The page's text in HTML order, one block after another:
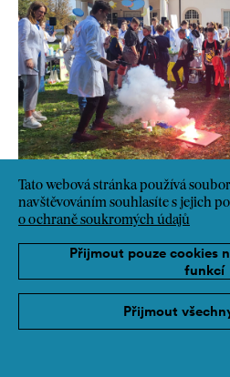
Tato webová stránka používá
navštěvováním souhlasíte s jejich
o ochraně soukromých údajů
Přijmout pouze cookies
funkcí
Přijmout